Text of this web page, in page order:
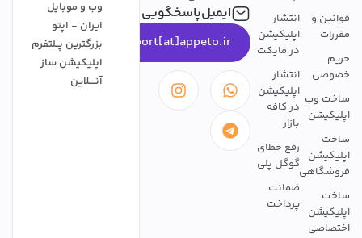
قوانین و
مقررات
حریم
خصوصی
ساخت وب
اپلیکیشن
ساخت
اپلیکیشن
فروشگاهی
ساخت
اپلیکیشن
اختصاصی
انتشار
اپلیکیشن
در مایکت
انتشار
اپلیکیشن
در کافه
بازار
رفع خطای
گوگل پلی
ضمانت
پرداخت
ایمیل‌پاسخگویی
support[at]appeto.ir
وب و موبایل
ایران - اپتو
بزرگترین پــلتفرم
اپلیکیشن ساز
آنــــلاین